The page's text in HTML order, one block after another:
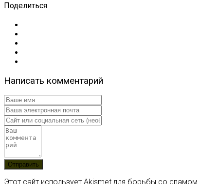
Поделиться
Написать комментарий
Этот сайт использует Akismet для борьбы со спамом.